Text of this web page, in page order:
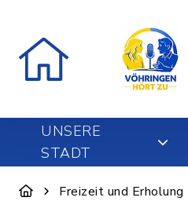
UNSERE
STADT
Freizeit und Erholung